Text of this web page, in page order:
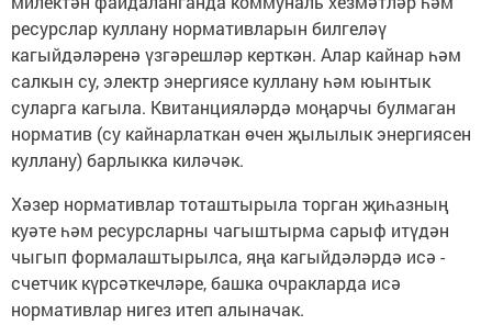
ресурслар куллану нормативларын билгеләү
кагыйдәләренә үзгәрешләр керткән. Алар кайнар һәм
салкын су, электр энергиясе куллану һәм юынтык
суларга кагыла. Квитанцияләрдә моңарчы булмаган
норматив (су кайнарлаткан өчен җылылык энергиясен
куллану) барлыкка киләчәк.
Хәзер нормативлар тоташтырыла торган җиһазның
куәте һәм ресурсларны чагыштырма сарыф итүдән
чыгып формалаштырылса, яңа кагыйдәләрдә исә -
счетчик күрсәткечләре, башка очракларда исә
нормативлар нигез итеп алыначак.